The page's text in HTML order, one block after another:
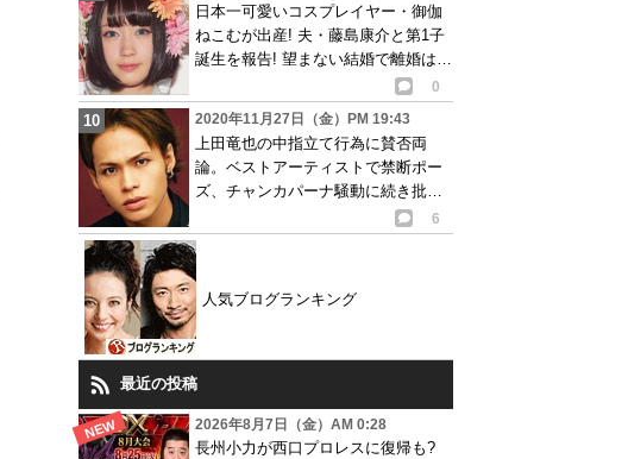
日本一可愛いコスプレイヤー・御伽
ねこむが出産! 夫・藤島康介と第1子
誕生を報告! 望まない結婚で離婚は秒
0
2020年11月27日（金）PM 19:43
上田竜也の中指立て行為に賛否両
論。ベストアーティストで禁断ポー
ズ、チャンカパーナ騒動に続き批判
6
人気ブログランキング
最近の投稿
2026年8月7日（金）AM 0:28
長州小力が西口プロレスに復帰も?